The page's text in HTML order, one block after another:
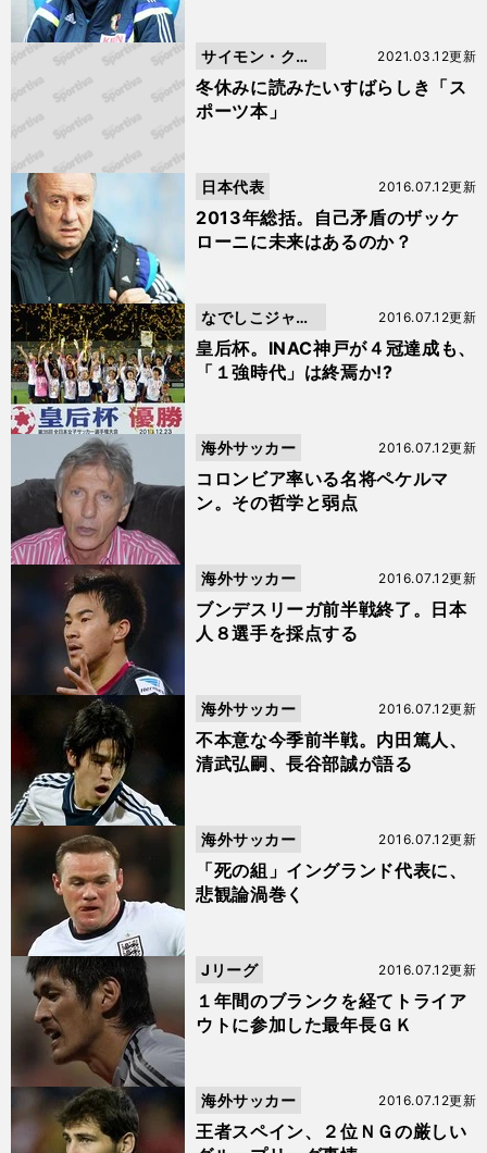
冬休みに読みたいすばらしき「ス
ポーツ本」
2021.03.12更新
サイモン・クー
パー
2013年総括。自己矛盾のザッケ
ローニに未来はあるのか？
2016.07.12更新
日本代表
皇后杯。INAC神戸が４冠達成も、
「１強時代」は終焉か!?
2016.07.12更新
なでしこジャパ
ン
コロンビア率いる名将ペケルマ
ン。その哲学と弱点
2016.07.12更新
海外サッカー
ブンデスリーガ前半戦終了。日本
人８選手を採点する
2016.07.12更新
海外サッカー
不本意な今季前半戦。内田篤人、
清武弘嗣、長谷部誠が語る
2016.07.12更新
海外サッカー
「死の組」イングランド代表に、
悲観論渦巻く
2016.07.12更新
海外サッカー
１年間のブランクを経てトライア
ウトに参加した最年長ＧＫ
2016.07.12更新
Jリーグ
王者スペイン、２位ＮＧの厳しい
2016.07.12更新
海外サッカー